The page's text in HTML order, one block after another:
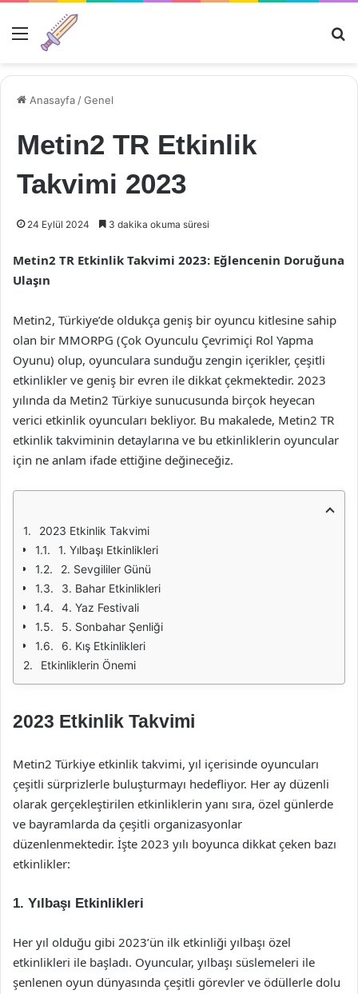
Menü
Anasayfa /Genel
Metin2 TR Etkinlik
Takvimi 2023
24 Eylül 2024 3 dakika okuma süresi
Metin2 TR Etkinlik Takvimi 2023: Eğlencenin Doruğuna
Ulaşın
Metin2, Türkiye’de oldukça geniş bir oyuncu kitlesine sahip
olan bir MMORPG (Çok Oyunculu Çevrimiçi Rol Yapma
Oyunu) olup, oyunculara sunduğu zengin içerikler, çeşitli
etkinlikler ve geniş bir evren ile dikkat çekmektedir. 2023
yılında da Metin2 Türkiye sunucusunda birçok heyecan
verici etkinlik oyuncuları bekliyor. Bu makalede, Metin2 TR
etkinlik takviminin detaylarına ve bu etkinliklerin oyuncular
için ne anlam ifade ettiğine değineceğiz.
2023 Etkinlik Takvimi
1. Yılbaşı Etkinlikleri
2. Sevgililer Günü
3. Bahar Etkinlikleri
4. Yaz Festivali
5. Sonbahar Şenliği
6. Kış Etkinlikleri
Etkinliklerin Önemi
2023 Etkinlik Takvimi
Metin2 Türkiye etkinlik takvimi, yıl içerisinde oyuncuları
çeşitli sürprizlerle buluşturmayı hedefliyor. Her ay düzenli
olarak gerçekleştirilen etkinliklerin yanı sıra, özel günlerde
ve bayramlarda da çeşitli organizasyonlar
düzenlenmektedir. İşte 2023 yılı boyunca dikkat çeken bazı
etkinlikler:
1. Yılbaşı Etkinlikleri
Her yıl olduğu gibi 2023’ün ilk etkinliği yılbaşı özel
etkinlikleri ile başladı. Oyuncular, yılbaşı süslemeleri ile
şenlenen oyun dünyasında çeşitli görevler ve ödüllerle dolu